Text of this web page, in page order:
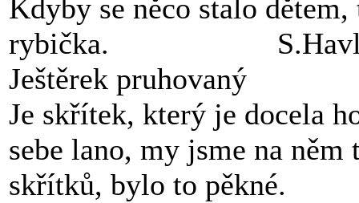
Kdyby se něco stalo
rybička.
Ještěrek pruhovaný
Je skřítek, který je docela
sebe lano, my jsme na
skřítků, bylo